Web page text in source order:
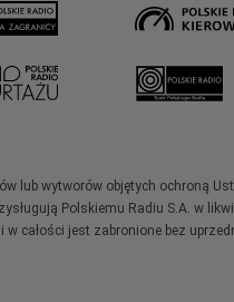
lub wytworów objętych ochroną
Polskiemu Radiu S.A. w
całości jest zabronione bez